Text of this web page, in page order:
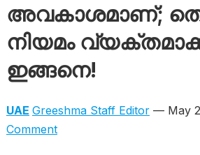
അവകാശമാണ്;
നിയമം
ഇങ്ങനെ!
UAE Greeshma Staff Editor— May
Comment